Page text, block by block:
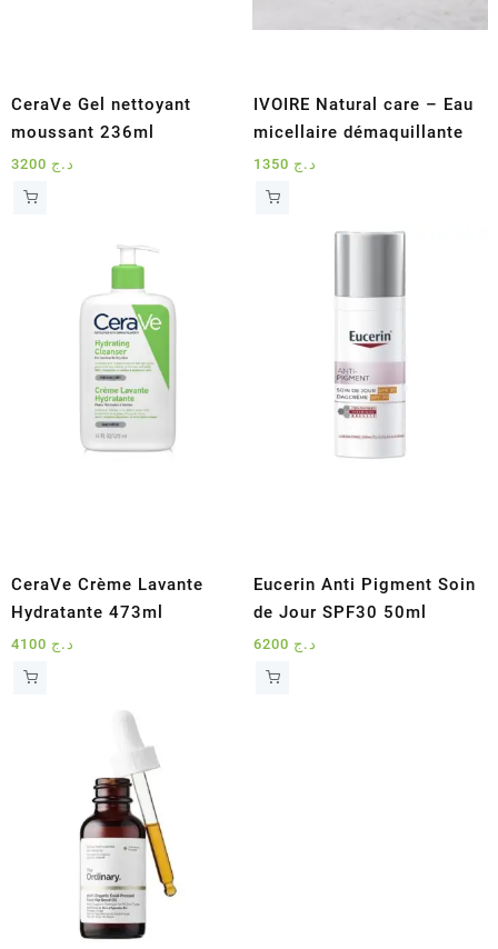
CeraVe Gel nettoyant
moussant 236ml
د.ج
IVOIRE Natural care – Eau
micellaire démaquillante
د.ج
CeraVe Crème Lavante
Hydratante 473ml
د.ج
Eucerin Anti Pigment Soin
de Jour SPF30 50ml
د.ج